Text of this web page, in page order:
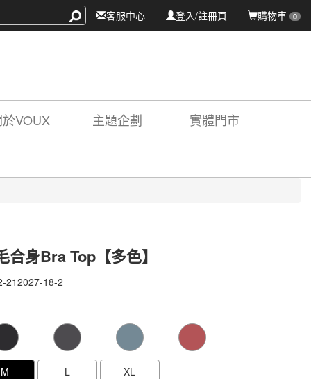
購物車 0
登入/註冊頁
客服中心
VOUX 主題企劃 實體門市
合身Bra Top【多色】
212027-18-2
GOODS000000000000000104986
M L XL